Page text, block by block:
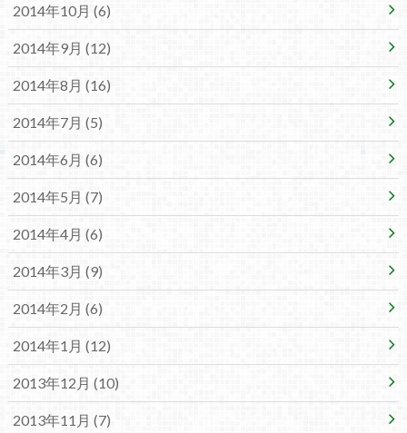
2014年10月 (6)
2014年9月 (12)
2014年8月 (16)
2014年7月 (5)
2014年6月 (6)
2014年5月 (7)
2014年4月 (6)
2014年3月 (9)
2014年2月 (6)
2014年1月 (12)
2013年12月 (10)
2013年11月 (7)